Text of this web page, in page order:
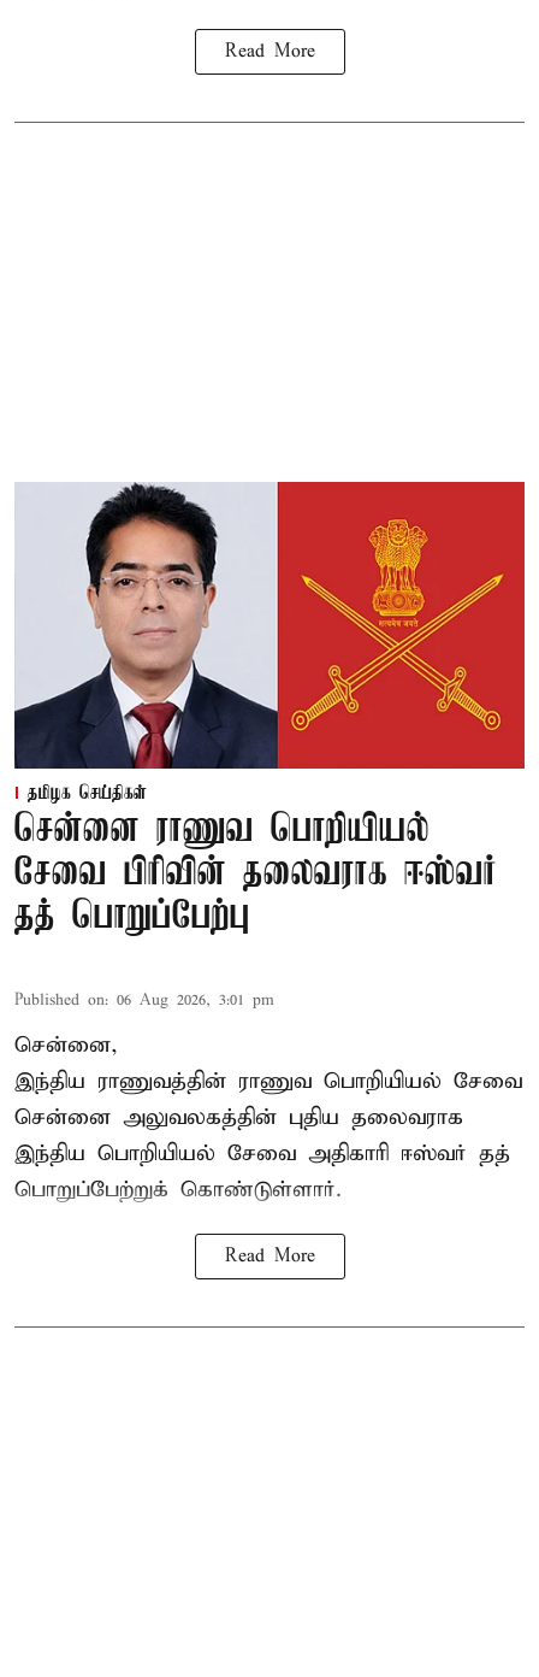
Read More
தமிழக செய்திகள்
சென்னை ராணுவ பொறியியல்
சேவை பிரிவின் தலைவராக ஈஸ்வர்
தத் பொறுப்பேற்பு
Published on: 06 Aug 2026, 3:01 pm
சென்னை,
இந்திய ராணுவத்தின் ராணுவ பொறியியல் சேவை
சென்னை அலுவலகத்தின் புதிய தலைவராக
இந்திய பொறியியல் சேவை அதிகாரி ஈஸ்வர் தத்
பொறுப்பேற்றுக் கொண்டுள்ளார்.
Read More